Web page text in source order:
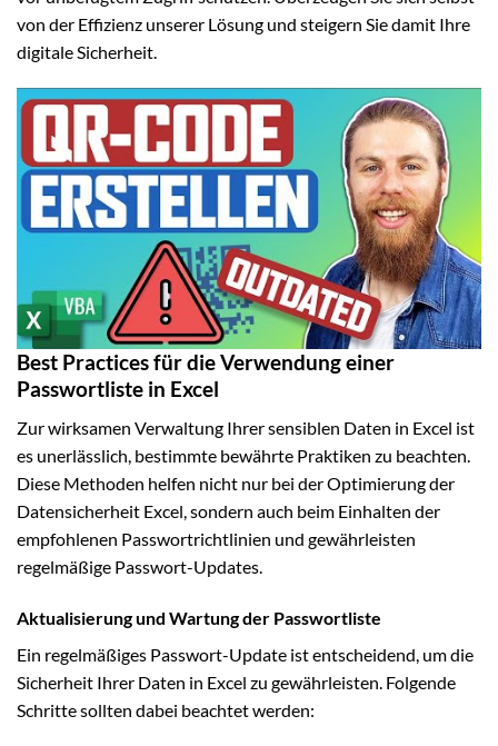
von der Effizienz unserer Lösung und steigern Sie damit Ihre
digitale Sicherheit.
Best Practices für die Verwendung einer
Passwortliste in Excel
Zur wirksamen Verwaltung Ihrer sensiblen Daten in Excel ist
es unerlässlich, bestimmte bewährte Praktiken zu beachten.
Diese Methoden helfen nicht nur bei der Optimierung der
Datensicherheit Excel, sondern auch beim Einhalten der
empfohlenen Passwortrichtlinien und gewährleisten
regelmäßige Passwort-Updates.
Aktualisierung und Wartung der Passwortliste
Ein regelmäßiges Passwort-Update ist entscheidend, um die
Sicherheit Ihrer Daten in Excel zu gewährleisten. Folgende
Schritte sollten dabei beachtet werden: